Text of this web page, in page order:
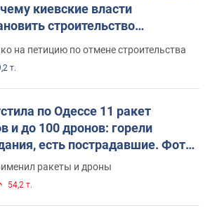
киевские власти
строительство
на петицию по отмене строительства
т.
по Одессе 11 ракет
и до 100 дронов: горели
есть пострадавшие. Фото
ракеты и дроны
54,2 т.